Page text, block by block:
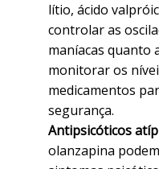
lítio, ácido
controlar as
maníacas quanto
monitorar os
medicamentos
segurança.
Antipsicóticos
olanzapina